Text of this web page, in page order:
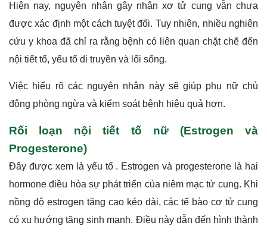
Hiện nay, nguyên nhân gây nhân xơ tử cung vẫn chưa
được xác định một cách tuyệt đối. Tuy nhiên, nhiều nghiên
cứu y khoa đã chỉ ra rằng bệnh có liên quan chặt chẽ đến
nội tiết tố, yếu tố di truyền và lối sống.
Việc hiểu rõ các nguyên nhân này sẽ giúp phụ nữ chủ
động phòng ngừa và kiểm soát bệnh hiệu quả hơn.
Rối loạn nội tiết tố nữ (Estrogen và
Progesterone)
Đây được xem là yếu tố . Estrogen và progesterone là hai
hormone điều hòa sự phát triển của niêm mạc tử cung. Khi
nồng độ estrogen tăng cao kéo dài, các tế bào cơ tử cung
có xu hướng tăng sinh mạnh. Điều này dẫn đến hình thành